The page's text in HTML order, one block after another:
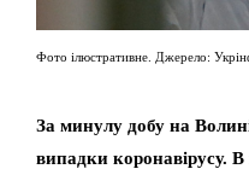
Фото ілюстративне. Джерело:
За минулу добу на
випадки коронавірусу.